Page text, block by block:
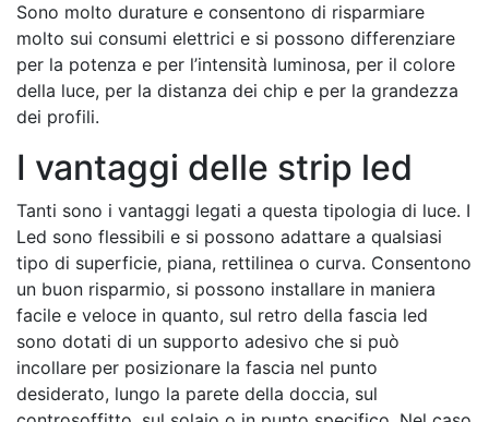
Sono molto durature e consentono di risparmiare
molto sui consumi elettrici e si possono differenziare
per la potenza e per l’intensità luminosa, per il colore
della luce, per la distanza dei chip e per la grandezza
dei profili.
I vantaggi delle strip led
Tanti sono i vantaggi legati a questa tipologia di luce. I
Led sono flessibili e si possono adattare a qualsiasi
tipo di superficie, piana, rettilinea o curva. Consentono
un buon risparmio, si possono installare in maniera
facile e veloce in quanto, sul retro della fascia led
sono dotati di un supporto adesivo che si può
incollare per posizionare la fascia nel punto
desiderato, lungo la parete della doccia, sul